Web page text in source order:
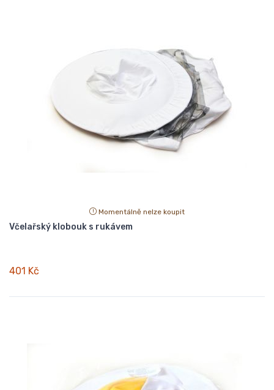
Momentálně nelze koupit
Včelařský klobouk s rukávem
401 Kč